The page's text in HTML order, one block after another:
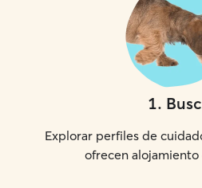
1.
Explorar perfiles de
ofrecen alojamiento